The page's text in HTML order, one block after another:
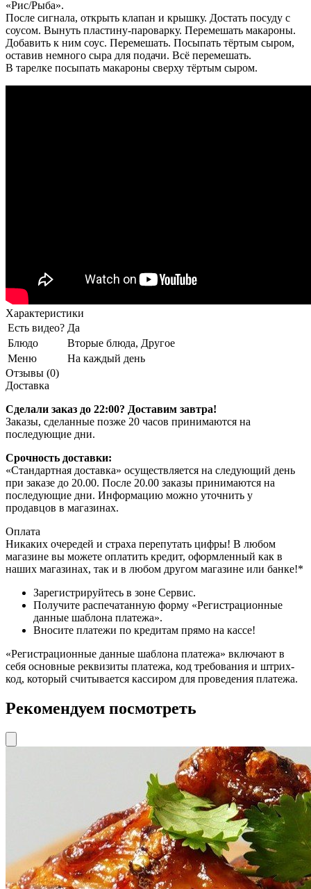
«Рис/Рыба».
После сигнала, открыть клапан и крышку. Достать посуду с
соусом. Вынуть пластину-пароварку. Перемешать макароны.
Добавить к ним соус. Перемешать. Посыпать тёртым сыром,
оставив немного сыра для подачи. Всё перемешать.
В тарелке посыпать макароны сверху тёртым сыром.
Характеристики
Есть видео? Да
Блюдо
Вторые блюда, Другое
Меню
На каждый день
Отзывы (0)
Доставка
Сделали заказ до 22:00? Доставим завтра!
Заказы, сделанные позже 20 часов принимаются на
последующие дни.
Срочность доставки:
«Стандартная доставка» осуществляется на следующий день
при заказе до 20.00. После 20.00 заказы принимаются на
последующие дни. Информацию можно уточнить у
продавцов в магазинах.
Оплата
Никаких очередей и страха перепутать цифры! В любом
магазине вы можете оплатить кредит, оформленный как в
наших магазинах, так и в любом другом магазине или банке!*
Зарегистрируйтесь в зоне Сервис.
Получите распечатанную форму «Регистрационные
данные шаблона платежа».
Вносите платежи по кредитам прямо на кассе!
«Регистрационные данные шаблона платежа» включают в
себя основные реквизиты платежа, код требования и штрих-
код, который считывается кассиром для проведения платежа.
Рекомендуем посмотреть